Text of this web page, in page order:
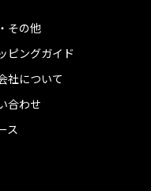
その他
ピングガイド
社について
合わせ
ス